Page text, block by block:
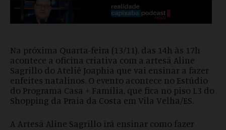
Na próxima Quarta-feira (13/11), das 14h às 17h
acontece a oficina criativa com a artesã Aline
Sagrillo do Ateliê Joaphia que vai ensinar a fazer
enfeites natalinos. O evento acontece no Estúdio
do Programa Casa + Família, que fica no piso L3 do
Shopping da Praia da Costa em Vila Velha/ES.
A Artesã Aline Sagrillo irá ensinar como fazer